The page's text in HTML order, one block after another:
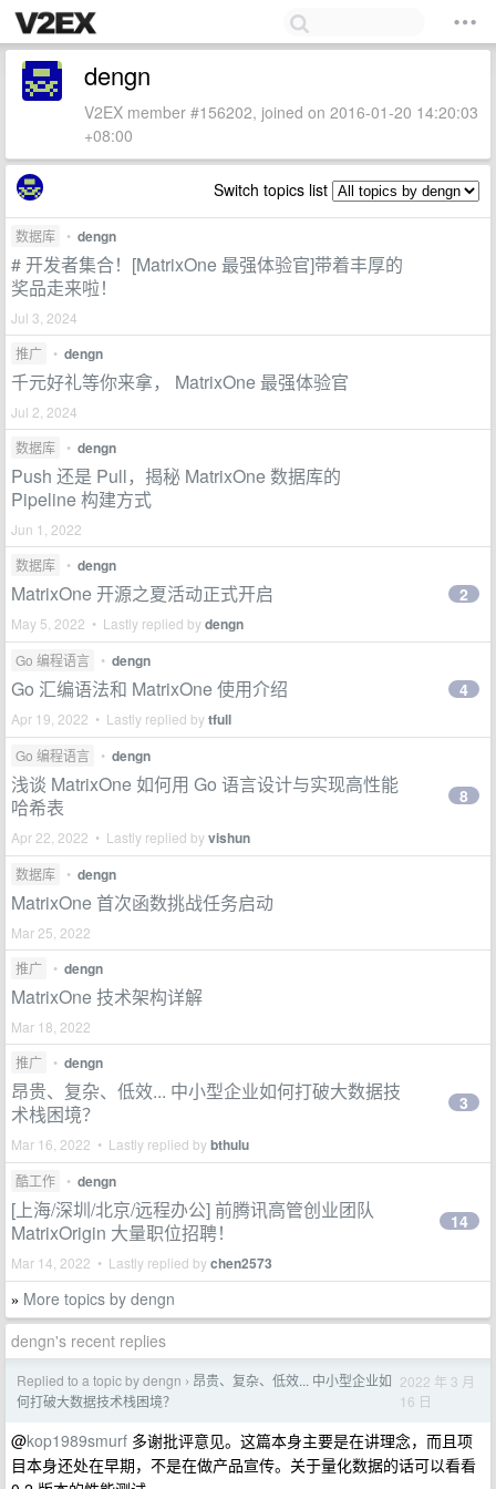
dengn
V2EX member #156202, joined on 2016-01-20 14:20:03
+08:00
Switch topics list
数据库 • dengn
# 开发者集合！[MatrixOne 最强体验官]带着丰厚的
奖品走来啦！
Jul 3, 2024
推广
• dengn
千元好礼等你来拿， MatrixOne 最强体验官
Jul 2, 2024
数据库
• dengn
Push 还是 Pull，揭秘 MatrixOne 数据库的
Pipeline 构建方式
Jun 1, 2022
数据库
• dengn
MatrixOne 开源之夏活动正式开启
May 5, 2022 • Lastly replied bydengn
2
Go 编程语言 • dengn
Go 汇编语法和 MatrixOne 使用介绍
Apr 19, 2022 • Lastly replied bytfull
4
Go 编程语言 • dengn
浅谈 MatrixOne 如何用 Go 语言设计与实现高性能
哈希表
Apr 22, 2022 • Lastly replied byvishun
8
数据库 • dengn
MatrixOne 首次函数挑战任务启动
Mar 25, 2022
推广
• dengn
MatrixOne 技术架构详解
Mar 18, 2022
推广
• dengn
昂贵、复杂、低效... 中小型企业如何打破大数据技
术栈困境？
Mar 16, 2022 • Lastly replied bybthulu
3
酷工作 • dengn
[上海/深圳/北京/远程办公] 前腾讯高管创业团队
MatrixOrigin 大量职位招聘！
Mar 14, 2022 • Lastly replied bychen2573
14
» More topics by dengn
dengn's recent replies
Replied to a topic by dengn › 昂贵、复杂、低效... 中小型企业如
何打破大数据技术栈困境？
2022 年 3 月
16 日
@kop1989smurf 多谢批评意见。这篇本身主要是在讲理念，而且项
目本身还处在早期，不是在做产品宣传。关于量化数据的话可以看看